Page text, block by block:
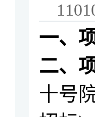
一、
二、
十号